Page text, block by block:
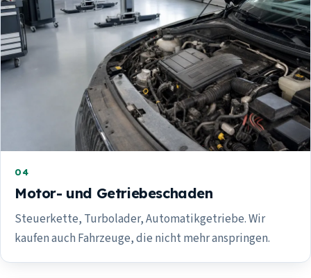
04
Motor- und Getriebeschaden
Steuerkette, Turbolader, Automatikgetriebe. Wir
kaufen auch Fahrzeuge, die nicht mehr anspringen.